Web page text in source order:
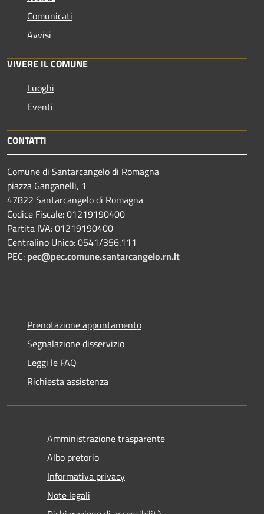
Comunicati
Avvisi
VIVERE IL COMUNE
Luoghi
Eventi
CONTATTI
Comune di Santarcangelo di Romagna
piazza Ganganelli, 1
47822 Santarcangelo di Romagna
Codice Fiscale: 01219190400
Partita IVA: 01219190400
Centralino Unico: 0541/356.111
PEC: pec@pec.comune.santarcangelo.rn.it
Prenotazione appuntamento
Segnalazione disservizio
Leggi le FAQ
Richiesta assistenza
Amministrazione trasparente
Albo pretorio
Informativa privacy
Note legali